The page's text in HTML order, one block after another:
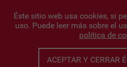
Infonegocios 2026|
Políticas de Privacidad|Protección
Iñigo
Este sitio esta protegido por Google
Éste sitio web usa cookies, si
uso. Puede leer más sobre el
política de
ACEPTAR Y CERRAR